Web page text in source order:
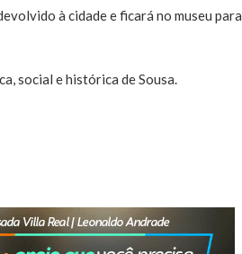
à cidade e ficará no museu para
social e histórica de Sousa.